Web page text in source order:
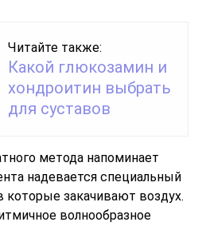
Читайте также:
Какой глюкозамин и
хондроитин выбрать
для суставов
метода напоминает
надевается специальный
закачивают воздух.
волнообразное